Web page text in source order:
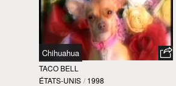
Chihuahua
TACO BELL
ÉTATS-UNIS / 1998